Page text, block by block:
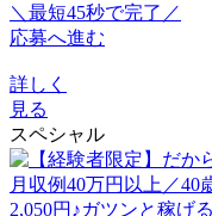
＼最短45秒で完了／
応募へ進む
詳しく
見る
スペシャル